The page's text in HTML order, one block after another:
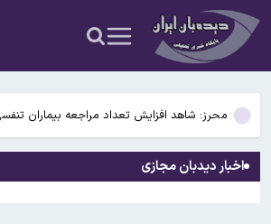
یک تماس تلفنی
رئیس اتاق اصناف کاشان: کاشت ناخن بدون
خدمات ناخن مداخله در امور پزشکی است
سینماها آخر هفته تعطیل است
محرز: شاهد افزایش تعداد مراجعه بیماران
تابستان هم می‌تواند شایع شود
سردار قریشی: تصاویر حضور رهبر معظم انقلاب
منتشر می‌شود
اخبار دیدبان مجازی